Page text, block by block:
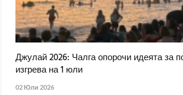
Джулай 2026: Чалга опорочи идеята за
изгрева на 1 юли
02 Юли 2026